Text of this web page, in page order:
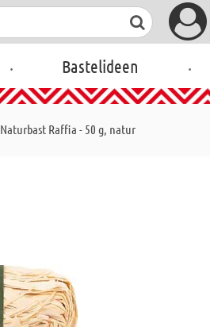
. Bastelideen .
Naturbast Raffia - 50 g, natur